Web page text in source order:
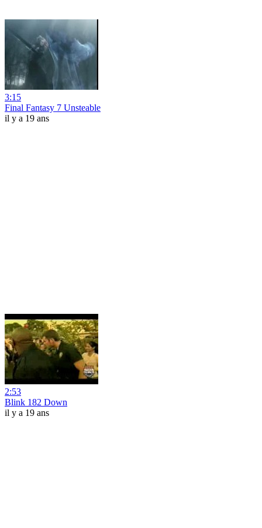
3:15
Final Fantasy 7 Unsteable
il y a 19 ans
2:53
Blink 182 Down
il y a 19 ans